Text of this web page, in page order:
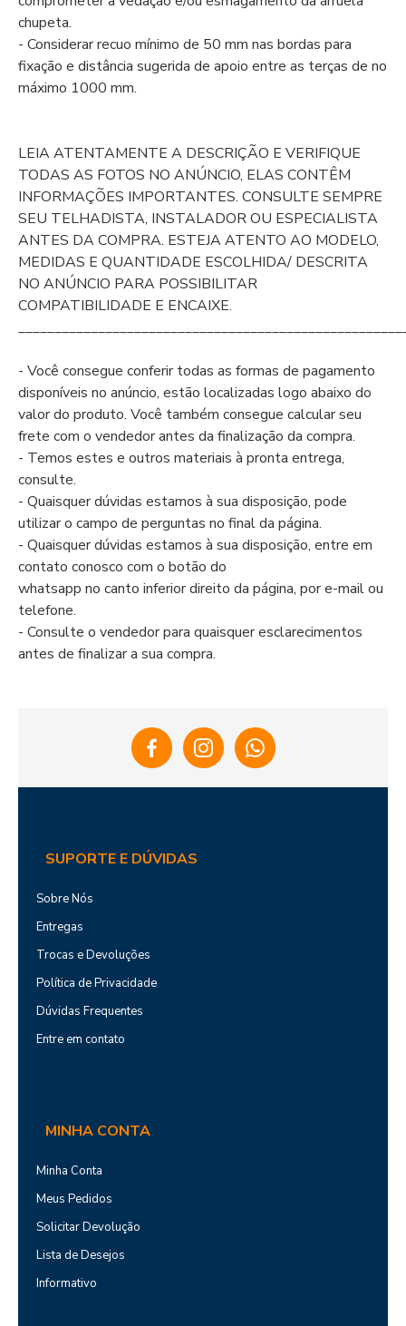
chupeta.
- Considerar recuo mínimo de 50 mm nas bordas para
fixação e distância sugerida de apoio entre as terças de no
máximo 1000 mm.
LEIA ATENTAMENTE A DESCRIÇÃO E VERIFIQUE
TODAS AS FOTOS NO ANÚNCIO, ELAS CONTÊM
INFORMAÇÕES IMPORTANTES. CONSULTE SEMPRE
SEU TELHADISTA, INSTALADOR OU ESPECIALISTA
ANTES DA COMPRA. ESTEJA ATENTO AO MODELO,
MEDIDAS E QUANTIDADE ESCOLHIDA/ DESCRITA
NO ANÚNCIO PARA POSSIBILITAR
COMPATIBILIDADE E ENCAIXE.
- Você consegue conferir todas as formas de pagamento
disponíveis no anúncio, estão localizadas logo abaixo do
valor do produto. Você também consegue calcular seu
frete com o vendedor antes da finalização da compra.
- Temos estes e outros materiais à pronta entrega,
consulte.
- Quaisquer dúvidas estamos à sua disposição, pode
utilizar o campo de perguntas no final da página.
- Quaisquer dúvidas estamos à sua disposição, entre em
contato conosco com o botão do
whatsapp no canto inferior direito da página, por e-mail ou
telefone.
- Consulte o vendedor para quaisquer esclarecimentos
antes de finalizar a sua compra.
SUPORTE E DÚVIDAS
Sobre Nós
Entregas
Trocas e Devoluções
Política de Privacidade
Dúvidas Frequentes
Entre em contato
MINHA CONTA
Minha Conta
Meus Pedidos
Solicitar Devolução
Lista de Desejos
Informativo